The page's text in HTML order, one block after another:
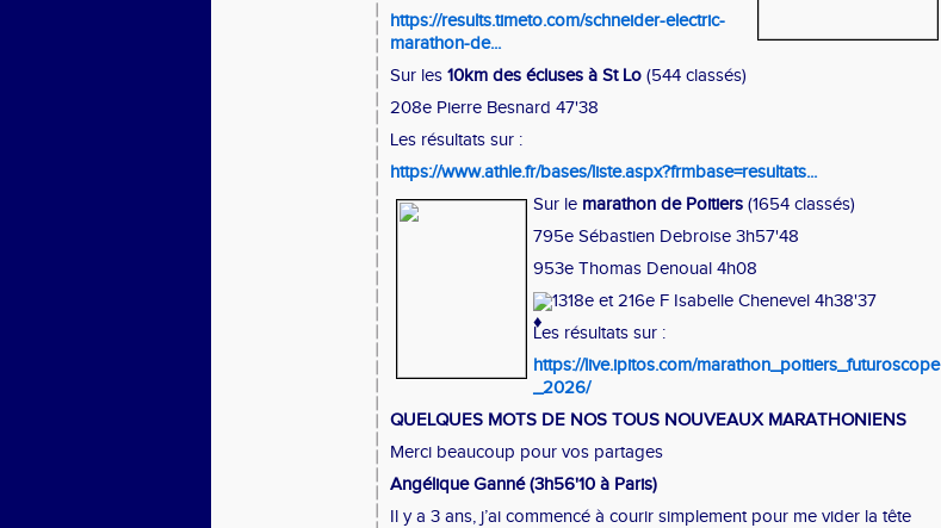
https://results.timeto.com/schneider-electric-
marathon-de...
Sur les 10km des écluses à St Lo (544 classés)
208e Pierre Besnard 47'38
Les résultats sur :
https://www.athle.fr/bases/liste.aspx?frmbase=resultats...
Sur le marathon de Poitiers (1654 classés)
795e Sébastien Debroise 3h57'48
953e Thomas Denoual 4h08
1318e et 216e F Isabelle Chenevel 4h38'37
Les résultats sur :
https://live.ipitos.com/marathon_poitiers_futuroscope
_2026/
QUELQUES MOTS DE NOS TOUS NOUVEAUX MARATHONIENS
Merci beaucoup pour vos partages
Angélique Ganné (3h56'10 à Paris)
Il y a 3 ans, j’ai commencé à courir simplement pour me vider la tête